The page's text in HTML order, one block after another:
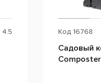
4.5 Код 16768
Садовый